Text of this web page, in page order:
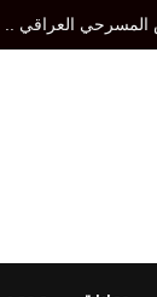
هو إقصاء